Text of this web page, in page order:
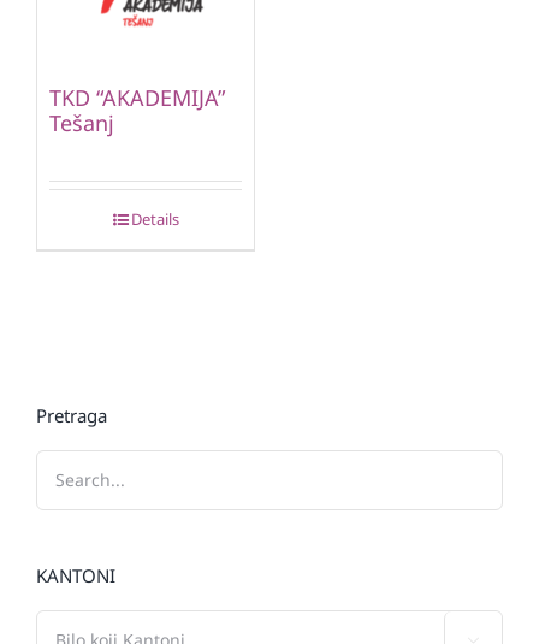
TKD “AKADEMIJA”
Tešanj
Details
Pretraga
KANTONI